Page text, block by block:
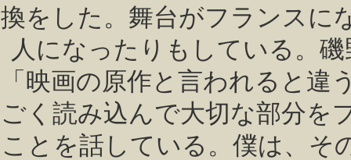
換をした。舞台がフランスに
人になったりもしている。
「映画の原作と言われると
ごく読み込んで大切な部分を
ことを話している。僕は、そ